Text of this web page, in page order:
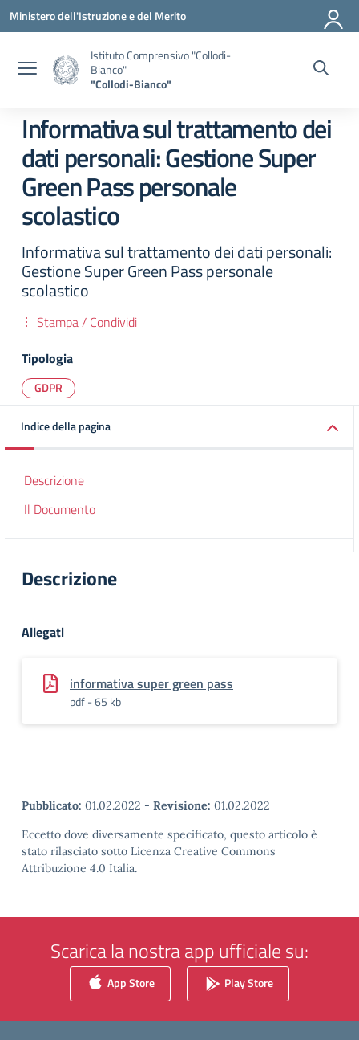
Vai ai contenuti
Vai al menu di navigazione
Vai al footer
Ministero dell'Istruzione e del Merito
Istituto Comprensivo "Collodi-
Bianco"
"Collodi-Bianco"
Informativa sul trattamento dei
dati personali: Gestione Super
Green Pass personale
scolastico
Informativa sul trattamento dei dati personali:
Gestione Super Green Pass personale
scolastico
Stampa / Condividi
Tipologia
GDPR
Indice della pagina
Descrizione
Il Documento
Descrizione
Allegati
informativa super green pass
pdf - 65 kb
Pubblicato: 01.02.2022 - Revisione: 01.02.2022
Eccetto dove diversamente specificato, questo articolo è
stato rilasciato sotto Licenza Creative Commons
Attribuzione 4.0 Italia.
Scarica la nostra app ufficiale su:
App Store Play Store